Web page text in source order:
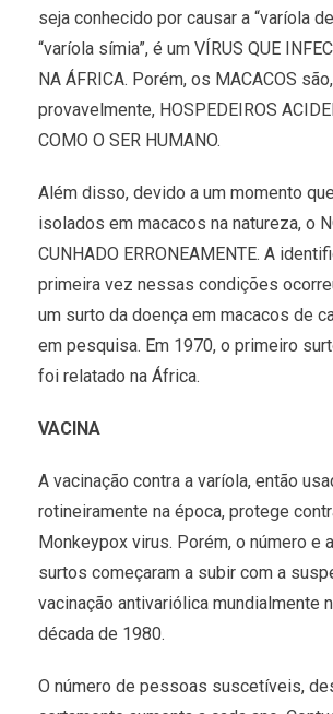
seja conhecido por causar a “varíola
“varíola símia”, é um VÍRUS QUE
NA ÁFRICA. Porém, os MACACOS são,
provavelmente, HOSPEDEIROS
COMO O SER HUMANO.
Além disso, devido a um momento
isolados em macacos na natureza, o
CUNHADO ERRONEAMENTE. A
primeira vez nessas condições
um surto da doença em macacos de
em pesquisa. Em 1970, o primeiro
foi relatado na África.
VACINA
A vacinação contra a varíola, então
rotineiramente na época, protege
Monkeypox virus. Porém, o número e
surtos começaram a subir com a
vacinação antivariólica mundialmente
década de 1980.
O número de pessoas suscetíveis,